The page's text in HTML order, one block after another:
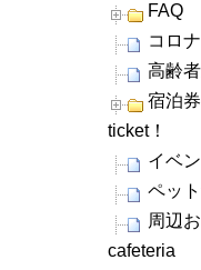
FAQ
コロ
高齢
宿泊
ticket！
イベ
ペッ
周辺
cafeteria